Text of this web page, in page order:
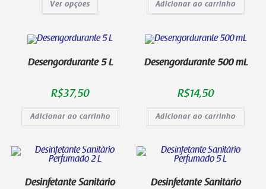
Ver opções Adicionar ao carrinho
Desengordurante 5 L
R$37,50
Adicionar ao carrinho
Desengordurante 500 mL
R$14,50
Adicionar ao carrinho
Desinfetante Sanitário
Desinfetante Sanitário